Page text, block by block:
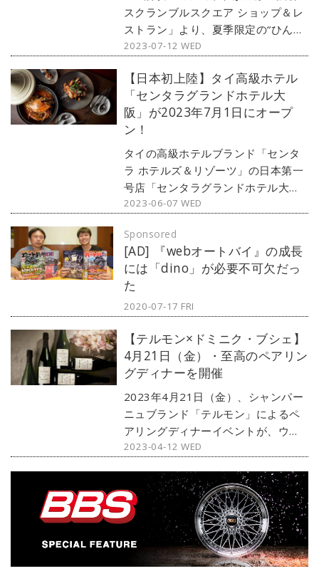
スクランブルスクエア ショップ＆レ
ストラン」より、夏季限定の“ひんや
りスイーツ”や暑い時期に食べたくな
ップしてご紹介。さらに、チョコレ
ートジャーナリスト 市川歩美氏によ
るインタビューもお届け。サマーチ
ョコレートの魅力とは？
2023-07-12 WED
【日本初上陸】タイ高級ホテル
「センタラグランドホテル大
阪」が2023年7月1日にオープ
ン！
タイの⾼級ホテルブランド「センタ
ラ ホテルズ＆リゾーツ」の⽇本第⼀
号店「センタラグランドホテル⼤
阪」が2023年7⽉1⽇に開業。同⽇に
る。現在、公式ホームページにてレ
ストラン予約を受付中。
2023-06-07 WED
[AD] 『webオートバイ』の成長
には「dino」が必要不可欠だっ
た
Sponsored
2020-07-17 FRI
【テルモン×ドミニク・ブシェ】
4月21日（金）・至高のペアリン
グディナーを開催
2023年4月21日（金）、シャンパー
ニュブランド「テルモン」によるペ
アリングディナーイベントが、ウェ
スティン都ホテル京都内のドミニ
ン」にて開催される。コース料理を
通してテルモンのシャンパーニュ5種
とペアリングを堪能できる初の機会
だ。ぜひチェックしてみてほしい。
2023-04-12 WED